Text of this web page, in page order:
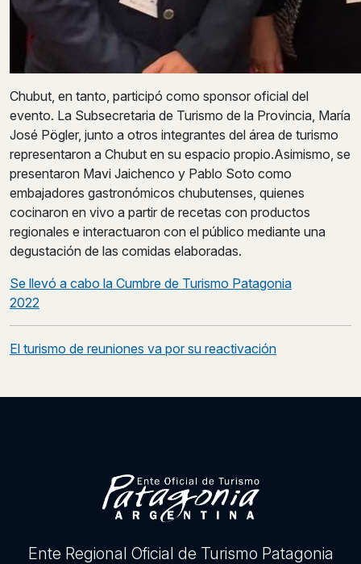
Chubut, en tanto, participó como sponsor oficial del
evento. La Subsecretaria de Turismo de la Provincia, María
José Pögler, junto a otros integrantes del área de turismo
representaron a Chubut en su espacio propio.Asimismo, se
presentaron Mavi Jaichenco y Pablo Soto como
embajadores gastronómicos chubutenses, quienes
cocinaron en vivo a partir de recetas con productos
regionales e interactuaron con el público mediante una
degustación de las comidas elaboradas.
Post
navigation
Se llevó a cabo la Cumbre de Turismo Patagonia
2022
El turismo de reuniones va por su reactivación
Ente Regional Oficial de Turismo Patagonia